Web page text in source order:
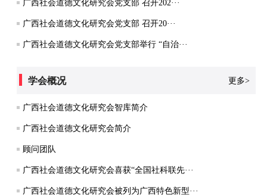
广西社会道德文化研究会党支部 召开202···
广西社会道德文化研究会党支部 召开20···
广西社会道德文化研究会党支部举行 “自治···
学会概况 更多>
广西社会道德文化研究会智库简介
广西社会道德文化研究会简介
顾问团队
广西社会道德文化研究会喜获“全国社科联先···
广西社会道德文化研究会被列为广西特色新型···